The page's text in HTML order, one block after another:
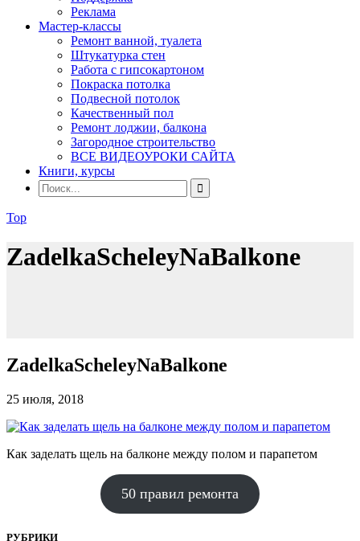
Реклама
Мастер-классы
Ремонт ванной, туалета
Штукатурка стен
Работа с гипсокартоном
Покраска потолка
Подвесной потолок
Качественный пол
Ремонт лоджии, балкона
Загородное строительство
ВСЕ ВИДЕОУРОКИ САЙТА
Книги, курсы
Top
ZadelkaScheleyNaBalkone
ZadelkaScheleyNaBalkone
25 июля, 2018
Как заделать щель на балконе между полом и парапетом
50 правил ремонта
РУБРИКИ